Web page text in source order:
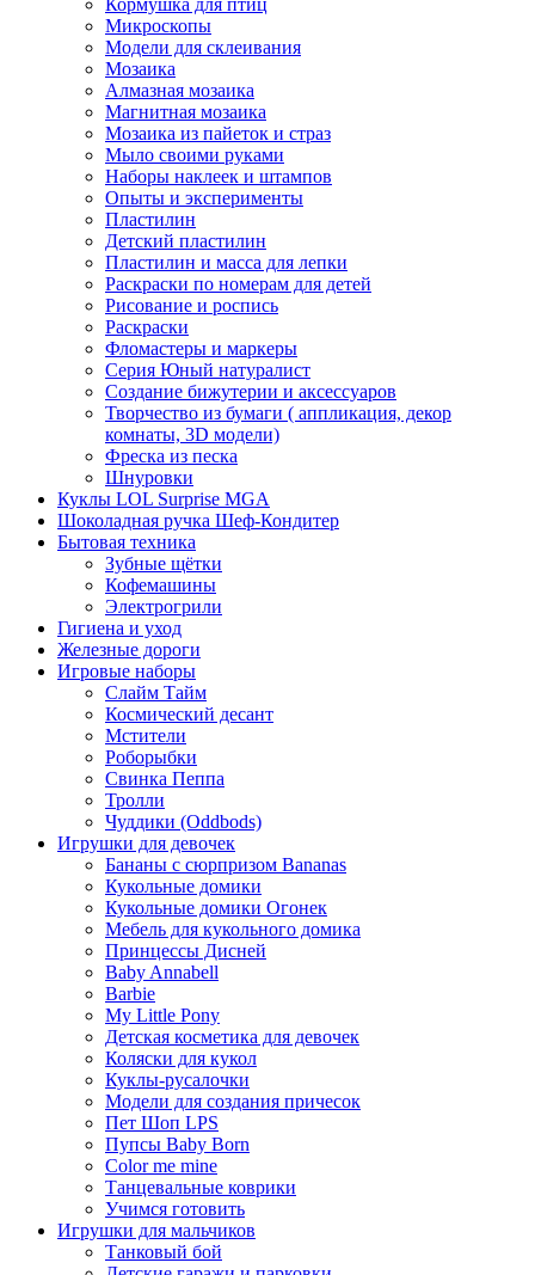
Кормушка для птиц
Микроскопы
Модели для склеивания
Мозаика
Алмазная мозаика
Магнитная мозаика
Мозаика из пайеток и страз
Мыло своими руками
Наборы наклеек и штампов
Опыты и эксперименты
Пластилин
Детский пластилин
Пластилин и масса для лепки
Раскраски по номерам для детей
Рисование и роспись
Раскраски
Фломастеры и маркеры
Серия Юный натуралист
Создание бижутерии и аксессуаров
Творчество из бумаги ( аппликация, декор
комнаты, 3D модели)
Фреска из песка
Шнуровки
Куклы LOL Surprise MGA
Шоколадная ручка Шеф-Кондитер
Бытовая техника
Зубные щётки
Кофемашины
Электрогрили
Гигиена и уход
Железные дороги
Игровые наборы
Слайм Тайм
Космический десант
Мстители
Роборыбки
Свинка Пеппа
Тролли
Чуддики (Oddbods)
Игрушки для девочек
Бананы с сюрпризом Bananas
Кукольные домики
Кукольные домики Огонек
Мебель для кукольного домика
Принцессы Дисней
Baby Annabell
Barbie
My Little Pony
Детская косметика для девочек
Коляски для кукол
Куклы-русалочки
Модели для создания причесок
Пет Шоп LPS
Пупсы Baby Born
Сolor me mine
Танцевальные коврики
Учимся готовить
Игрушки для мальчиков
Танковый бой